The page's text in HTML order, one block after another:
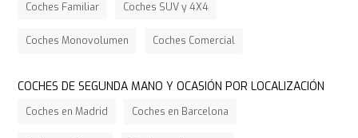
Coches Familiar Coches SUV y 4X4
Coches Monovolumen Coches Comercial
COCHES DE SEGUNDA MANO Y OCASIÓN POR LOCALIZACIÓN
Coches en Madrid Coches en Barcelona